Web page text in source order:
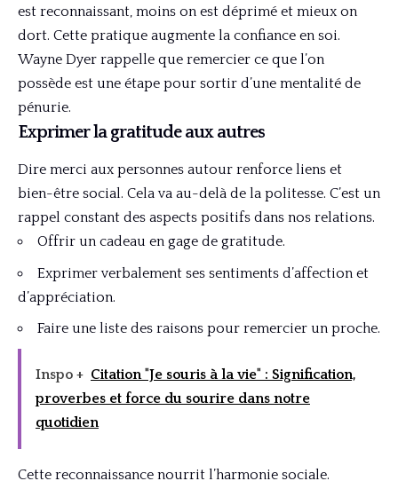
est reconnaissant, moins on est déprimé et mieux on
dort. Cette pratique augmente la confiance en soi.
Wayne Dyer rappelle que remercier ce que l’on
possède est une étape pour sortir d’une mentalité de
pénurie.
Exprimer la gratitude aux autres
Dire merci aux personnes autour renforce liens et
bien-être social. Cela va au-delà de la politesse. C’est un
rappel constant des aspects positifs dans nos relations.
Offrir un cadeau en gage de gratitude.
Exprimer verbalement ses sentiments d’affection et
d’appréciation.
Faire une liste des raisons pour remercier un proche.
Inspo + Citation "Je souris à la vie" : Signification,
proverbes et force du sourire dans notre
quotidien
Cette reconnaissance nourrit l’harmonie sociale.